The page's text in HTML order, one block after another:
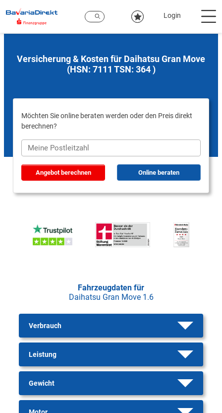
Hauptinhalt
Login
Versicherung & Kosten für Daihatsu Gran Move
(HSN: 7111 TSN: 364 )
Möchten Sie online beraten werden oder den Preis direkt
berechnen?
Angebot berechnen Online beraten
Fahrzeugdaten für
Daihatsu Gran Move 1.6
Verbrauch
Leistung
Gewicht